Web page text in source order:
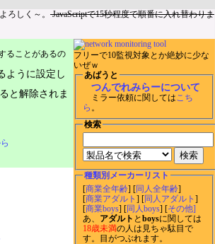
ろしく～。 JavaScriptで15秒程度で順番に入れ替わりま
フリーで10監視対象とか絶妙に少な
いぜｗ
あばうと
つんでれみらーについて
ミラー依頼に関してはこち
ら 。
検索
種類別メーカーリスト
[商業全年齢 ] [同人全年齢]
[商業アダルト ] [同人アダルト ]
[商業boys] [同人boys ] [その他]
あ、 アダルト とboysに関しては
18歳未満の人は見ちゃ駄目で
す。目がつぶれます。
ることがあるの
ように設定し
と解除されま